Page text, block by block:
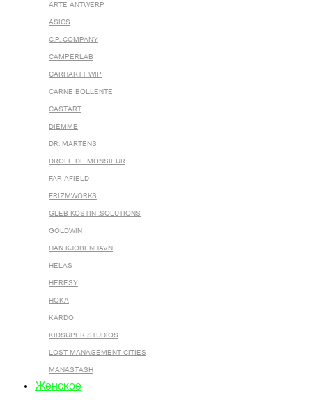
ARTE ANTWERP
ASICS
C.P. COMPANY
CAMPERLAB
CARHARTT WIP
CARNE BOLLENTE
CASTART
DIEMME
DR. MARTENS
DROLE DE MONSIEUR
FAR AFIELD
FRIZMWORKS
GLEB KOSTIN .SOLUTIONS
GOLDWIN
HAN KJOBENHAVN
HELAS
HERESY
HOKA
KARDO
KIDSUPER STUDIOS
LOST MANAGEMENT CITIES
MANASTASH
Женское